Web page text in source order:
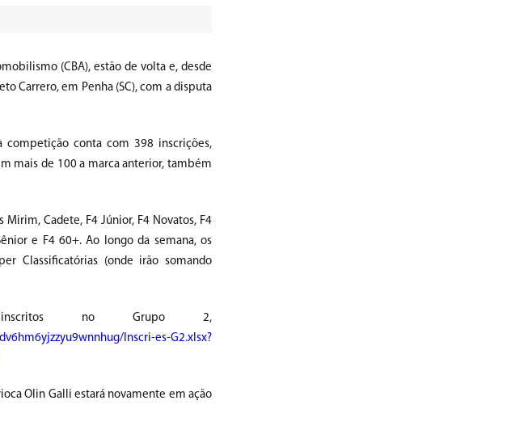
(CBA), estão de volta e, desde
Carrero, em Penha (SC), com a disputa
competição conta com 398 inscrições,
mais de 100 a marca anterior, também
Cadete, F4 Júnior, F4 Novatos, F4
e F4 60+. Ao longo da semana, os
Classificatórias (onde irão somando
no Grupo 2,
Inscri-es-G2.xlsx?
Olin Galli estará novamente em ação